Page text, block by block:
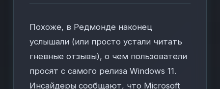
Похоже, в Редмонде наконец
услышали (или просто устали читать
гневные отзывы), о чем пользователи
просят с самого релиза Windows 11.
Инсайдеры сообщают, что Microsoft